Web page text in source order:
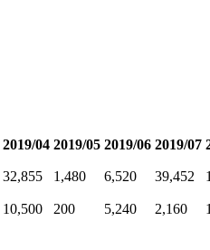
2019/04 2019/05 2019/06 2019/07
32,855 1,480 6,520 39,452
10,500 200 5,240 2,160